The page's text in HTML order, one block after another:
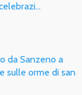
da Sanzeno a
sulle orme di san